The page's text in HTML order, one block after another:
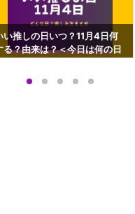
い推しの日いつ？11月4日何
る？由来は？＜今日は何の日